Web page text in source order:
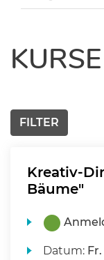
KURSE
FILTER
Kreativ-
Bäume"
Datum: Fr.